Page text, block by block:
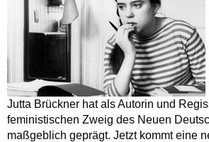
Jutta Brückner hat als Autorin und
feministischen Zweig des Neuen
maßgeblich geprägt. Jetzt kommt eine